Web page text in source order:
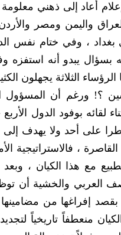
أعاد إلى ذهني
واليمن ومصر
في بغداد ، وفي ختام نفس
يبدو أنه استفزه
الثلاثة يجهلون
؟! ورغم أن المسؤول
لقائه بوفود الدول
خطرا على أحد ولا يهدف
، فالاستراتيجية
مع هذا الكيان ،
العربي والخشية أن
إفراغها من
منعطفاً تاريخياً